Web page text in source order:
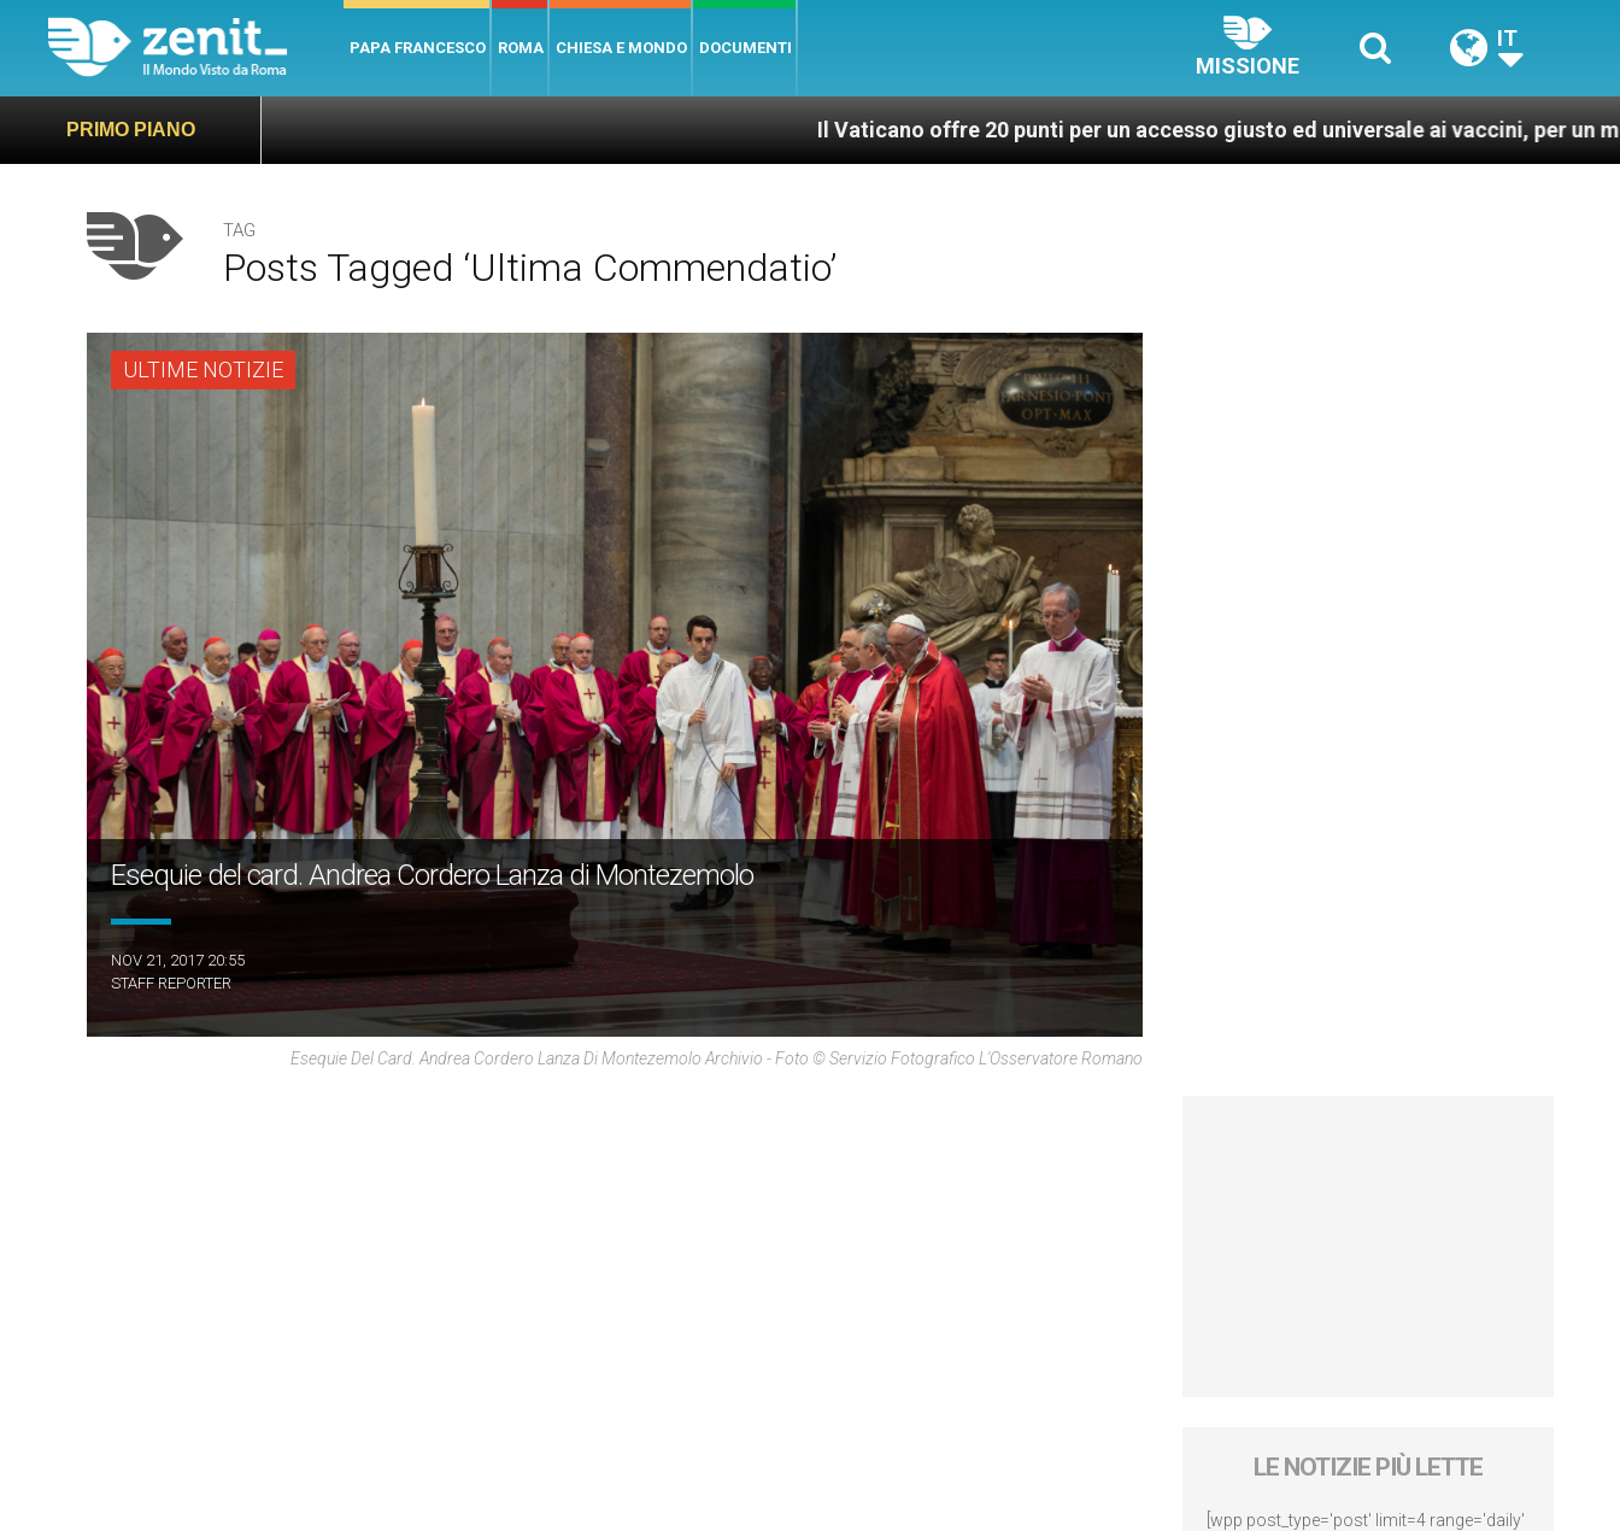
PAPA FRANCESCO ROMA CHIESA E MONDO DOCUMENTI
MISSIONE
IT
PRIMO PIANO Il Vaticano offre 20 punti per un accesso giusto ed universale ai vaccini, per un mondo più sano
TAG
Posts Tagged ‘Ultima Commendatio’
ULTIME NOTIZIE
Esequie del card. Andrea Cordero Lanza di Montezemolo
NOV 21, 2017 20:55
STAFF REPORTER
Esequie Del Card. Andrea Cordero Lanza Di Montezemolo Archivio - Foto © Servizio Fotografico L'Osservatore Romano
LE NOTIZIE PIÙ LETTE
[wpp post_type='post' limit=4 range='daily'